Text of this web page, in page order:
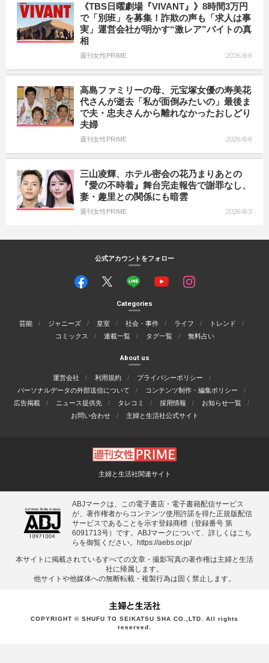
《TBS日曜劇場『VIVANT』》8時間3万円
で「別班」を募集！詐欺の声も「求人は事
実」運営会社が明かす“激レア”バイトの真
相
週刊女性PRIME 2026/8/6
高島ファミリーの母、元宝塚女優の寿美花
代さんが逝去「私が面倒みたいの」最後ま
で夫・忠夫さんから離れなかったおしどり
夫婦
週刊女性PRIME 2026/8/6
三山凌輝、ホテル密会の花乃まりあとの
『愛の不時着』舞台完走報告で謝罪なし、
妻・趣里との関係にも暗雲
週刊女性PRIME 2026/8/5
公式アカウントをフォロー
Categories
芸能 ジャニーズ 皇室 社会・事件 ライフ
トレンド
コミックス
連載一覧 タグ一覧 無料占い
About us
運営会社 利用規約
プライバシーポリシー
パーソナルデータの外部送信について
コンテンツ制作・編集ポリシー
広告掲載
ニュース提供先 タレコミ 採用情報
お知らせ一覧
お問い合わせ
主婦と生活社公式サイト
主婦と生活社関連サイト
ABJマークは、この電子書店・電子書籍配信サービス
が、著作権者からコンテンツ使用許諾を得た正規版配信
サービスであることを示す登録商標（登録番号 第
6091713号）です。ABJマークについて、詳しくはこち
らを御覧ください。 https://aebs.or.jp/
本サイトに掲載されているすべての⽂章・撮影写真の著作権は主婦と⽣活
社に帰属します。
他サイトや他媒体への無断転載・複製⾏為は固く禁⽌します。
COPYRIGHT © SHUFU TO SEIKATSU SHA CO.,LTD. All rights
reserved.